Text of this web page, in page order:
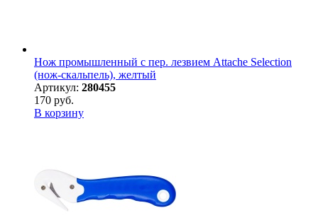
Нож промышленный с пер. лезвием Attache Selection
(нож-скальпель), желтый
Артикул: 280455
170 руб.
В корзину